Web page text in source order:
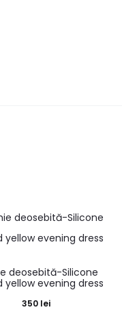
deosebită-Silicone
yellow evening dress
350 lei